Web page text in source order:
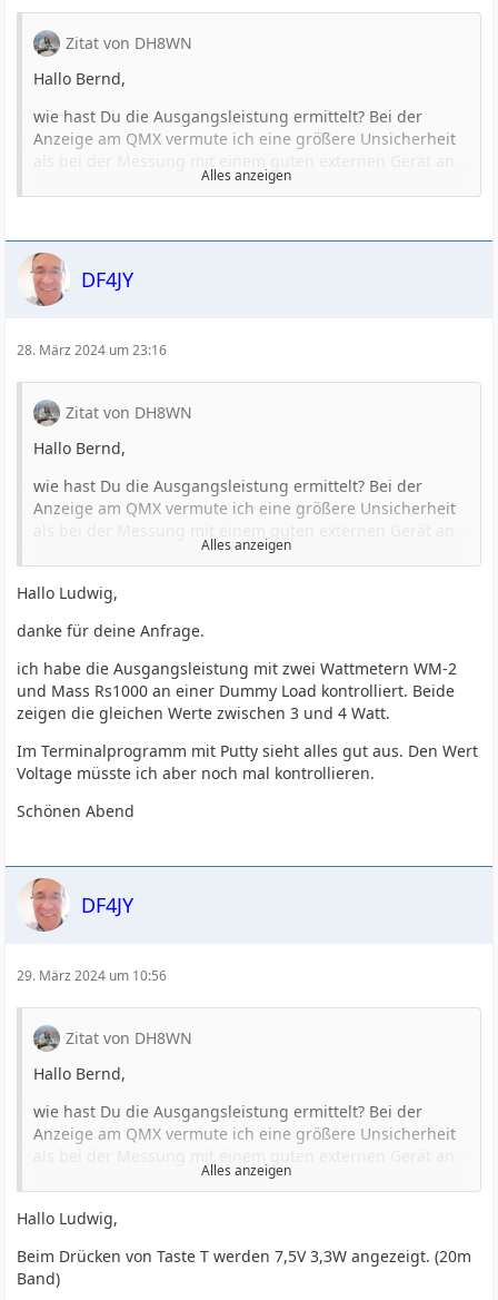
Zitat von DH8WN
Hallo Bernd,
wie hast Du die Ausgangsleistung ermittelt? Bei der
Anzeige am QMX vermute ich eine größere Unsicherheit
entsprechendem Trafo sollte die Leistung etwas geringer
sein als bei 9 V und entsprechendem Trafo (siehe
Assembly manual S. 4).
3,9 W @ 17 m
5,2 W @ 15 m
3,3 W @ 12 m
3,8 W @ 10 m
Deine Werte sind bis auf 15 m zumindest ähnlich.
rechts unten unter Transmitter den Wert Voltage.
Welcher Wert steht dort bei Dir beim Senden (Taste T)?
Das ist meines Wissens die Spannung direkt an der PA.
73, Ludwig
Alles anzeigen
DF4JY
28. März 2024 um 23:16
Zitat von DH8WN
Hallo Bernd,
wie hast Du die Ausgangsleistung ermittelt? Bei der
Anzeige am QMX vermute ich eine größere Unsicherheit
Ich habe die 12V-Version (auch high-band). Bei 12 V und
sein als bei 9 V und entsprechendem Trafo (siehe
Assembly manual S. 4).
Ich habe:
3,9 W @ 17 m
5,2 W @ 15 m
3,3 W @ 12 m
3,8 W @ 10 m
In der HW-Diagnose per Terminal gibt es bei Diagnostics
rechts unten unter Transmitter den Wert Voltage.
73, Ludwig
Alles anzeigen
Hallo Ludwig,
danke für deine Anfrage.
ich habe die Ausgangsleistung mit zwei Wattmetern WM-2
und Mass Rs1000 an einer Dummy Load kontrolliert. Beide
zeigen die gleichen Werte zwischen 3 und 4 Watt.
Im Terminalprogramm mit Putty sieht alles gut aus. Den Wert
Voltage müsste ich aber noch mal kontrollieren.
Schönen Abend
DF4JY
29. März 2024 um 10:56
Zitat von DH8WN
Hallo Bernd,
wie hast Du die Ausgangsleistung ermittelt? Bei der
Anzeige am QMX vermute ich eine größere Unsicherheit
Ich habe die 12V-Version (auch high-band). Bei 12 V und
sein als bei 9 V und entsprechendem Trafo (siehe
Assembly manual S. 4).
Alles anzeigen
Hallo Ludwig,
Beim Drücken von Taste T werden 7,5V 3,3W angezeigt. (20m
Band)